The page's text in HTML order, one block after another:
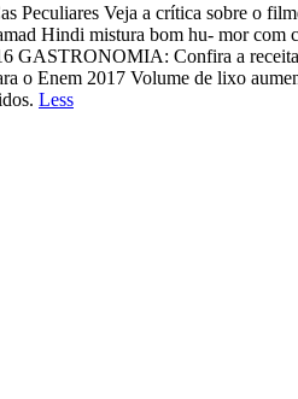
Peculiares Veja a crítica sobre o
Hindi mistura bom hu- mor com
Confira a receita
o Enem 2017 Volume de lixo
Less